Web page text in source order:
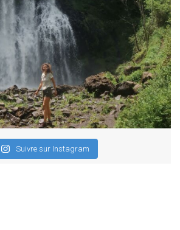
Suivre sur Instagram